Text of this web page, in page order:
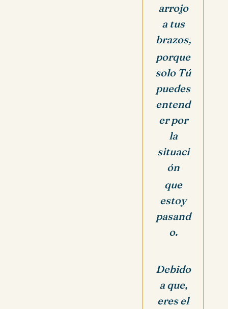
arrojo
a tus
brazos,
porque
solo Tú
puedes
entend
er por
la
situaci
ón
que
estoy
pasand
o.
Debido
a que,
eres el